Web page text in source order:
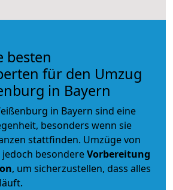
besten
für den Umzug
in Bayern
in Bayern sind eine
besonders wenn sie
stattfinden. Umzüge von
besondereVorbereitung
, um sicherzustellen, dass alles